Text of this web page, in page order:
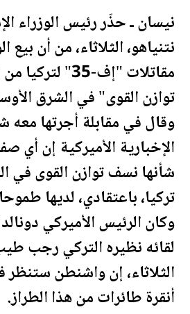
نيسان ـ حذّر رئيس الوزراء
نتنياهو، الثلاثاء، من أن بيع
مقاتلات "إف-35"
توازن القوى" في الشرق
وقال في مقابلة أجرتها
الإخبارية الأميركية إن أي
شأنها نسف توازن القوى في
تركيا، باعتقادي، لديها
وكان الرئيس الأميركي دونالد
لقائه نظيره التركي رجب
الثلاثاء، إن واشنطن ستنظر
أنقرة طائرات من هذا الطراز.